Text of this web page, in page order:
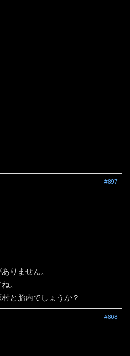
#897
りません。
。
と胎内でしょうか？
#868